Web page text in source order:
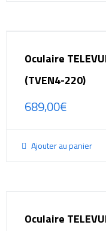
Oculaire
(TVEN4-220)
689,00€
Ajouter au panier
Oculaire